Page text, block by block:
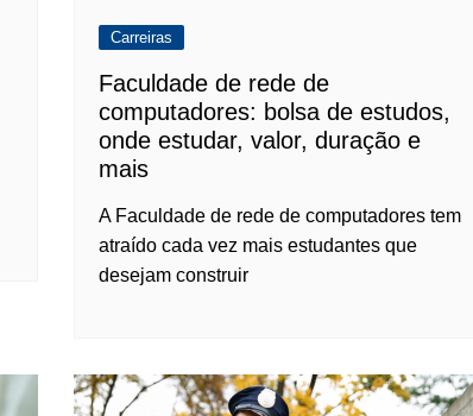
Carreiras
Faculdade de rede de
computadores: bolsa de estudos,
onde estudar, valor, duração e
mais
A Faculdade de rede de computadores tem
atraído cada vez mais estudantes que
desejam construir